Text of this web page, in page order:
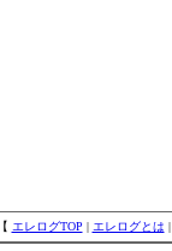
【 エレログTOP | エレログとは